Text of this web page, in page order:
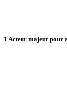
1 Acteur majeur pour